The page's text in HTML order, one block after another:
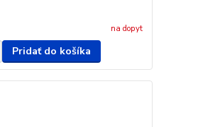
na dopyt
Pridať do košíka